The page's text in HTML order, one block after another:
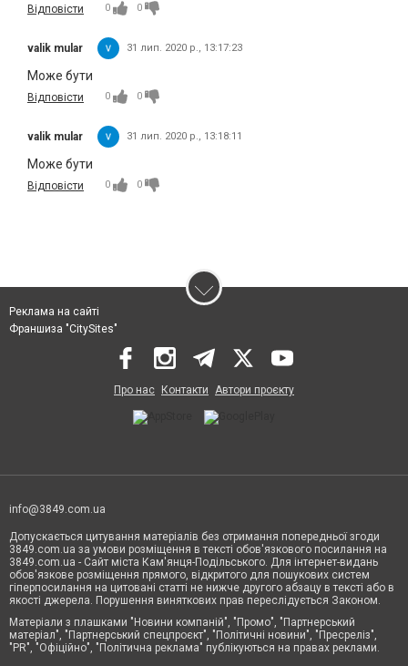
Відповісти 0 0
valik mular 31 лип. 2020 р., 13:17:23
Може бути
Відповісти 0 0
valik mular 31 лип. 2020 р., 13:18:11
Може бути
Відповісти 0 0
Реклама на сайті
Франшиза "CitySites"
Про нас Контакти Автори проєкту
info@3849.com.ua
Допускається цитування матеріалів без отримання попередньої згоди
3849.com.ua за умови розміщення в тексті обов'язкового посилання на
3849.com.ua - Сайт міста Кам'янця-Подільського. Для інтернет-видань
обов'язкове розміщення прямого, відкритого для пошукових систем
гіперпосилання на цитовані статті не нижче другого абзацу в тексті або в
якості джерела. Порушення виняткових прав переслідується Законом.
Матеріали з плашками "Новини компаній", "Промо", "Партнерський
матеріал", "Партнерський спецпроєкт", "Політичні новини", "Пресреліз",
"PR", "Офіційно", "Політична реклама" публікуються на правах реклами.